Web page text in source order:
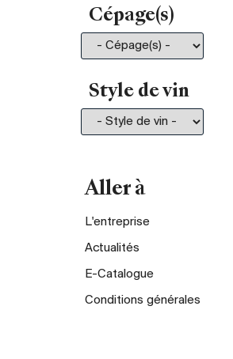
Cépage(s)
Style de vin
Aller à
L'entreprise
Actualités
E-Catalogue
Conditions générales